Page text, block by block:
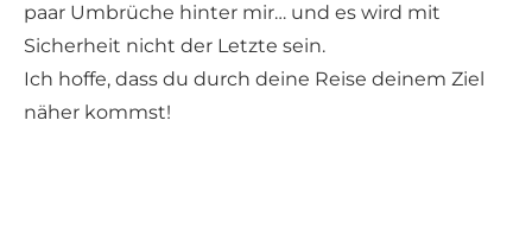
paar Umbrüche hinter mir… und es wird mit
Sicherheit nicht der Letzte sein.
Ich hoffe, dass du durch deine Reise deinem Ziel
näher kommst!